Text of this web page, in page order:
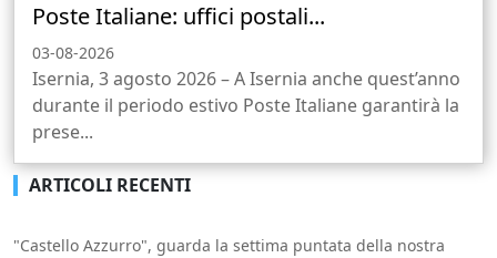
Poste Italiane: uffici postali...
03-08-2026
Isernia, 3 agosto 2026 – A Isernia anche quest’anno
durante il periodo estivo Poste Italiane garantirà la
prese...
ARTICOLI RECENTI
"Castello Azzurro", guarda la settima puntata della nostra